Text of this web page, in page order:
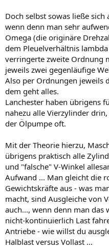
Doch selbst sowas ließe
wenn denn man sehr
Omega (die originäre
dem Pleuelverhältnis
verringerte zweite Ordnung
jeweils zwei gegenläufige
Also per Ordnungen jeweils
dem geht alles.
Lanchester haben übrigens
nahezu alle Vierzylinder
der Ölpumpe oft.
Mit der Theorie hierzu,
übrigens praktisch alle
und "falsche" V-Winkel
Aufwand ... Man gleicht die
Gewichtskräfte aus - was
macht, sind Ausgleiche von
auch..., wenn denn man
nicht-kontinuierlich Last
Antriebe - wie willst du
Halblast versus Vollast ...